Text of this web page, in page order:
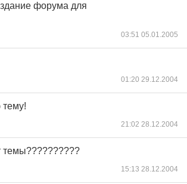
форума для
03:51 05.01.2005
01:20 29.12.2004
тему!
21:02 28.12.2004
темы??????????
15:13 28.12.2004